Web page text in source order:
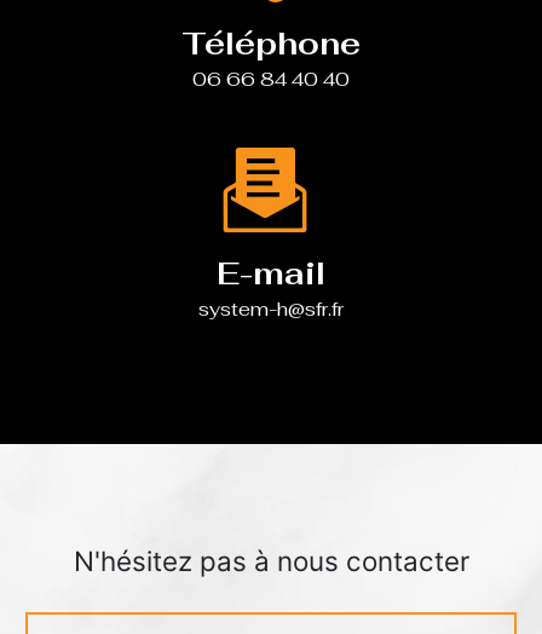
Téléphone
06 66 84 40 40
E-mail
system-h@sfr.fr
N'hésitez pas à nous contacter